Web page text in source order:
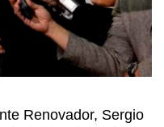
Renovador, Sergio